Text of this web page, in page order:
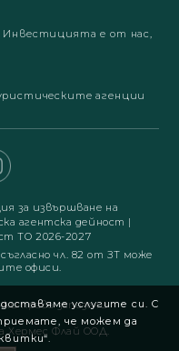
е от нас,
агенции
за извършване на
агентска дейност |
ТО 2026-2027
чл. 82 от ЗТ може
офиси.
права запазени
Хермес Флай ООД.
услугите си. С
че можем да